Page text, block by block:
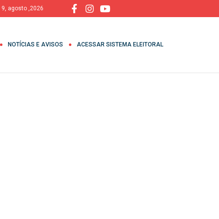
agosto ,2026
NOTÍCIAS E AVISOS ACESSAR SISTEMA ELEITORAL